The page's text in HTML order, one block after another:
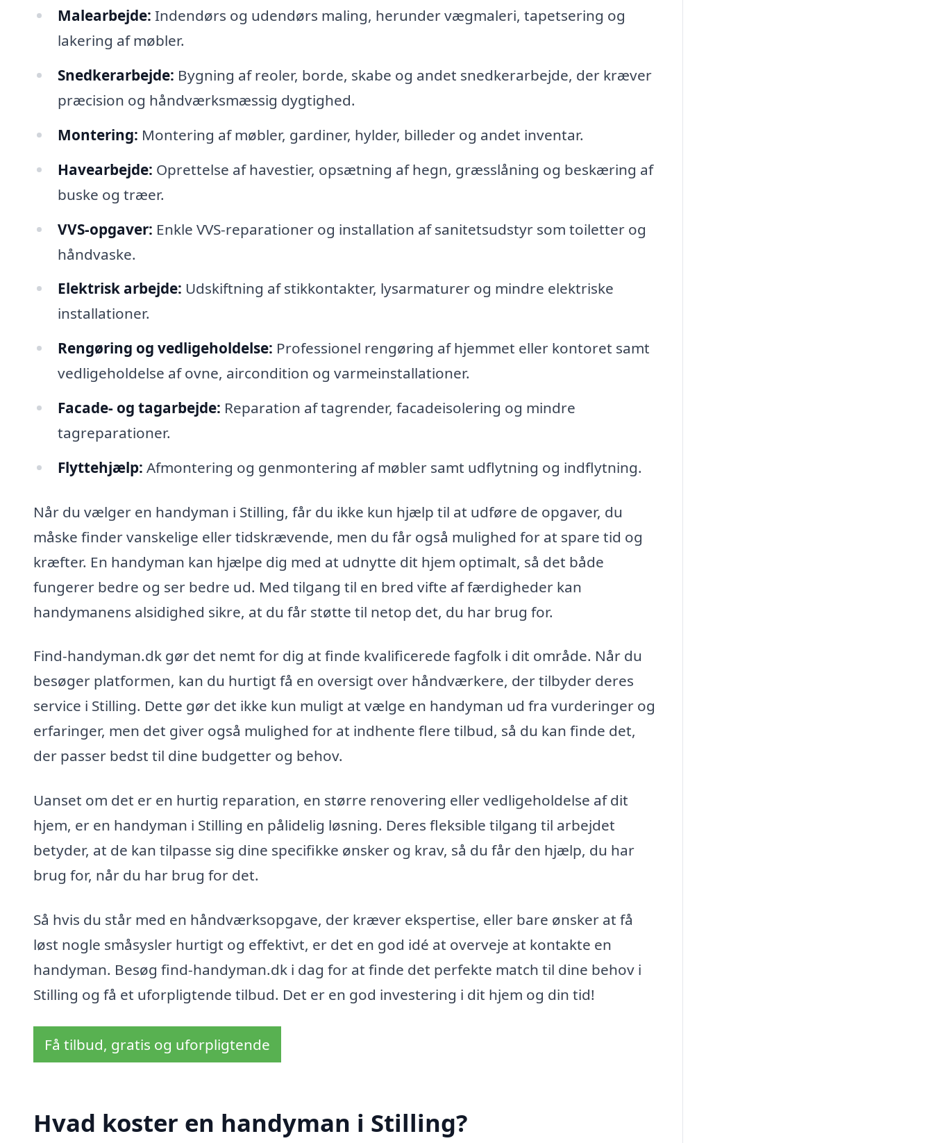
Malearbejde: Indendørs og udendørs maling, herunder vægmaleri, tapetsering og
lakering af møbler.
Snedkerarbejde: Bygning af reoler, borde, skabe og andet snedkerarbejde, der kræver
præcision og håndværksmæssig dygtighed.
Montering: Montering af møbler, gardiner, hylder, billeder og andet inventar.
Havearbejde: Oprettelse af havestier, opsætning af hegn, græsslåning og beskæring af
buske og træer.
VVS-opgaver: Enkle VVS-reparationer og installation af sanitetsudstyr som toiletter og
håndvaske.
Elektrisk arbejde: Udskiftning af stikkontakter, lysarmaturer og mindre elektriske
installationer.
Rengøring og vedligeholdelse: Professionel rengøring af hjemmet eller kontoret samt
vedligeholdelse af ovne, aircondition og varmeinstallationer.
Facade- og tagarbejde: Reparation af tagrender, facadeisolering og mindre
tagreparationer.
Flyttehjælp: Afmontering og genmontering af møbler samt udflytning og indflytning.
Når du vælger en handyman i Stilling, får du ikke kun hjælp til at udføre de opgaver, du
måske finder vanskelige eller tidskrævende, men du får også mulighed for at spare tid og
kræfter. En handyman kan hjælpe dig med at udnytte dit hjem optimalt, så det både
fungerer bedre og ser bedre ud. Med tilgang til en bred vifte af færdigheder kan
handymanens alsidighed sikre, at du får støtte til netop det, du har brug for.
Find-handyman.dk gør det nemt for dig at finde kvalificerede fagfolk i dit område. Når du
besøger platformen, kan du hurtigt få en oversigt over håndværkere, der tilbyder deres
service i Stilling. Dette gør det ikke kun muligt at vælge en handyman ud fra vurderinger og
erfaringer, men det giver også mulighed for at indhente flere tilbud, så du kan finde det,
der passer bedst til dine budgetter og behov.
Uanset om det er en hurtig reparation, en større renovering eller vedligeholdelse af dit
hjem, er en handyman i Stilling en pålidelig løsning. Deres fleksible tilgang til arbejdet
betyder, at de kan tilpasse sig dine specifikke ønsker og krav, så du får den hjælp, du har
brug for, når du har brug for det.
Så hvis du står med en håndværksopgave, der kræver ekspertise, eller bare ønsker at få
løst nogle småsysler hurtigt og effektivt, er det en god idé at overveje at kontakte en
handyman. Besøg find-handyman.dk i dag for at finde det perfekte match til dine behov i
Stilling og få et uforpligtende tilbud. Det er en god investering i dit hjem og din tid!
Få tilbud, gratis og uforpligtende
Hvad koster en handyman i Stilling?